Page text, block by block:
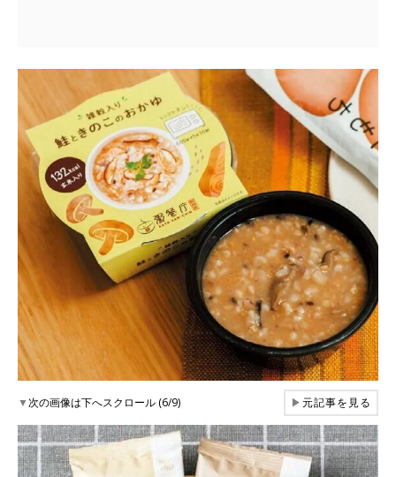
▼次の画像は下へスクロール (6/9) ▶元記事を見る